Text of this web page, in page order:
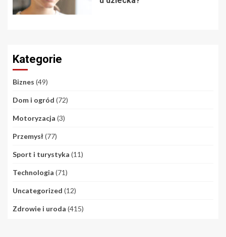
Kategorie
Biznes (49)
Dom i ogród (72)
Motoryzacja (3)
Przemysł(77)
Sport i turystyka (11)
Technologia (71)
Uncategorized (12)
Zdrowie i uroda (415)